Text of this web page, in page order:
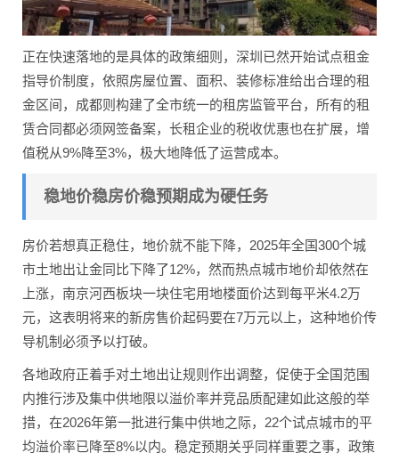
正在快速落地的是具体的政策细则，深圳已然开始试点租金
指导价制度，依照房屋位置、面积、装修标准给出合理的租
金区间，成都则构建了全市统一的租房监管平台，所有的租
赁合同都必须网签备案，长租企业的税收优惠也在扩展，增
值税从9%降至3%，极大地降低了运营成本。
稳地价稳房价稳预期成为硬任务
房价若想真正稳住，地价就不能下降，2025年全国300个城
市土地出让金同比下降了12%，然而热点城市地价却依然在
上涨，南京河西板块一块住宅用地楼面价达到每平米4.2万
元，这表明将来的新房售价起码要在7万元以上，这种地价传
导机制必须予以打破。
各地政府正着手对土地出让规则作出调整，促使于全国范围
内推行涉及集中供地限以溢价率并竞品质配建如此这般的举
措，在2026年第一批进行集中供地之际，22个试点城市的平
均溢价率已降至8%以内。稳定预期关乎同样重要之事，政策